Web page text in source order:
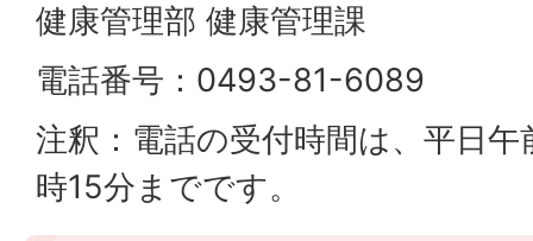
健康管理部 健康管理課
電話番号：0493-81-6089
注釈：電話の受付時間は、平日
時15分までです。